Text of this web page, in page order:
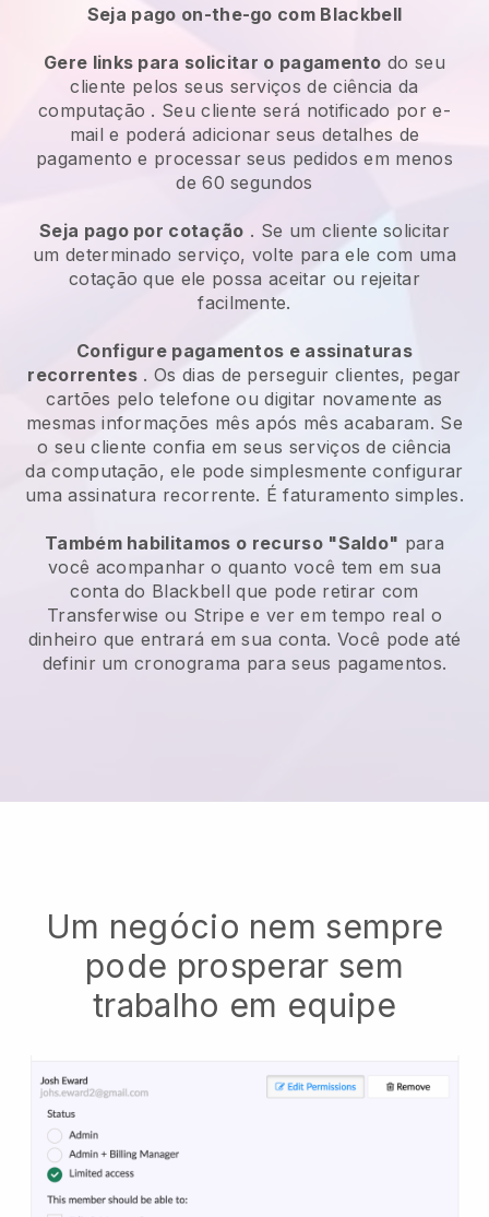
Seja pago on-the-go com Blackbell
Gere links para solicitar o pagamento do seu
cliente pelos seus serviços de ciência da
computação . Seu cliente será notificado por e-
mail e poderá adicionar seus detalhes de
pagamento e processar seus pedidos em menos
de 60 segundos
Seja pago por cotação . Se um cliente solicitar
um determinado serviço, volte para ele com uma
cotação que ele possa aceitar ou rejeitar
facilmente.
Configure pagamentos e assinaturas
recorrentes . Os dias de perseguir clientes, pegar
cartões pelo telefone ou digitar novamente as
mesmas informações mês após mês acabaram. Se
o seu cliente confia em seus serviços de ciência
da computação, ele pode simplesmente configurar
uma assinatura recorrente. É faturamento simples.
Também habilitamos o recurso "Saldo" para
você acompanhar o quanto você tem em sua
conta do Blackbell que pode retirar com
Transferwise ou Stripe e ver em tempo real o
dinheiro que entrará em sua conta. Você pode até
definir um cronograma para seus pagamentos.
Um negócio nem sempre
pode prosperar sem
trabalho em equipe